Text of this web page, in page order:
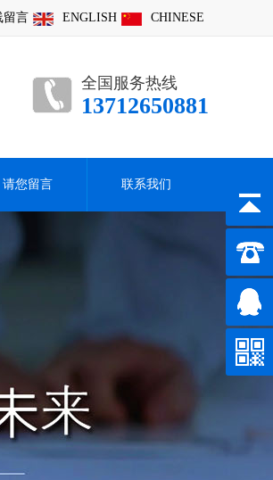
CHINESE
ENGLISH
留言
全国服务热线
13712650881
请您留言 联系我们